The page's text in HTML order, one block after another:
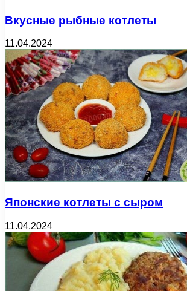
Вкусные рыбные котлеты
11.04.2024
Японские котлеты с сыром
11.04.2024